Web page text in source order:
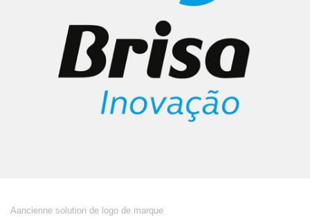
Aancienne solution de logo de marque